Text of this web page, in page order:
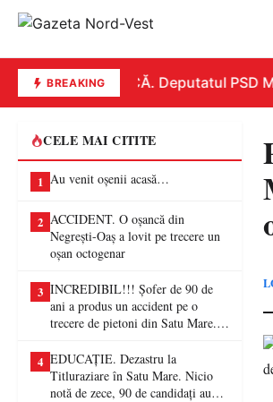
BREAKINGREPLICĂ. Deputatul PSD
CELE MAI CITITE
1 Au venit oșenii acasă…
2 ACCIDENT. O oșancă din
Negrești-Oaș a lovit pe trecere un
oșan octogenar
3 INCREDIBIL!!! Șofer de 90 de
ani a produs un accident pe o
trecere de pietoni din Satu Mare. O
4 EDUCAȚIE. Dezastru la
Titluraziare în Satu Mare. Nicio
notă de zece, 90 de candidați au